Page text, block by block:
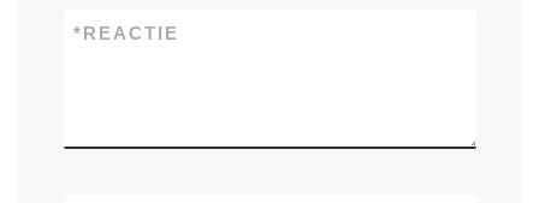
REACTIE
*